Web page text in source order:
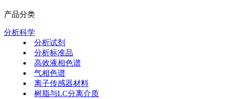
产品分类
分析科学
分析试剂
分析标准品
高效液相色谱
气相色谱
离子传感器材料
树脂与LC分离介质